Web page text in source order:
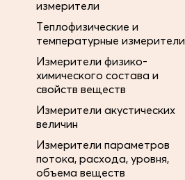
измерители
Теплофизические и
температурные измерители
Измерители физико-
химического состава и
свойств веществ
Измерители акустических
величин
Измерители параметров
потока, расхода, уровня,
объема веществ